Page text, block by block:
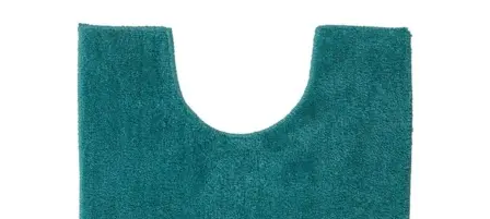
Επικοινωνία
Επιστροφές
Η εταιρεία μας
Θάλασσα